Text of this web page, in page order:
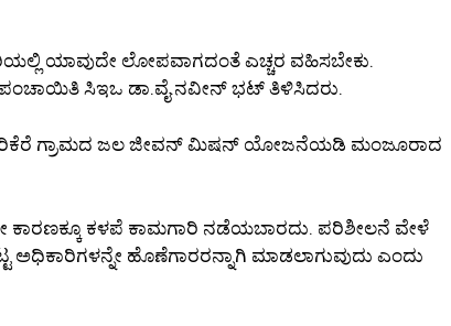
ಯಾವುದೇ ಲೋಪವಾಗದಂತೆ ಎಚ್ಚರ ವಹಿಸಬೇಕು.
ಸಿಇಒ ಡಾ.ವೈ.ನವೀನ್ ಭಟ್ ತಿಳಿಸಿದರು.
ಅರಿಕೆರೆ ಗ್ರಾಮದ ಜಲ ಜೀವನ್ ಮಿಷನ್ ಯೋಜನೆಯಡಿ ಮಂಜೂರಾದ
ಕಾರಣಕ್ಕೂ ಕಳಪೆ ಕಾಮಗಾರಿ ನಡೆಯಬಾರದು. ಪರಿಶೀಲನೆ ವೇಳೆ
ಹೊಣೆಗಾರರನ್ನಾಗಿ ಮಾಡಲಾಗುವುದು ಎಂದು